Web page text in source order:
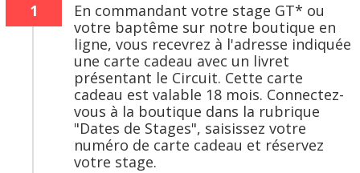
1
En commandant votre stage GT* ou
votre baptême sur notre boutique en
ligne, vous recevrez à l'adresse indiquée
une carte cadeau avec un livret
présentant le Circuit. Cette carte
cadeau est valable 18 mois. Connectez-
vous à la boutique dans la rubrique
"Dates de Stages", saisissez votre
numéro de carte cadeau et réservez
votre stage.